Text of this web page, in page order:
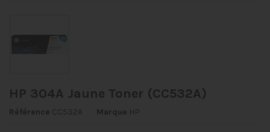
HP 304A Jaune Toner (CC532A)
Référence CC532A Marque HP